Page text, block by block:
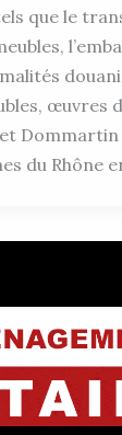
que le
œuvres
du Rhône